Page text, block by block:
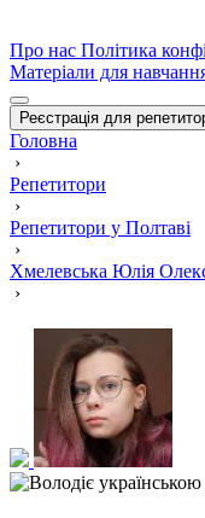
Про нас Політика
Матеріали для
Реєстрація для
Головна
›
Репетитори
›
Репетитори у Полтаві
›
Хмелевська Юлія
›